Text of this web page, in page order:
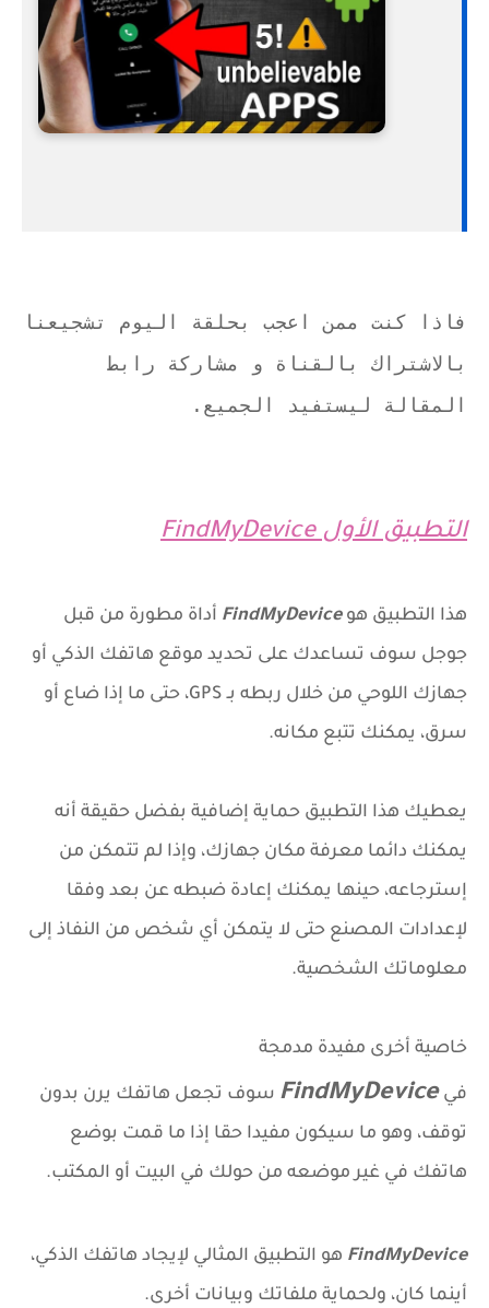
فاذا كنت ممن اعجب بحلقة اليوم تشجيعنا
بالاشتراك بالقناة و مشاركة رابط
المقالة ليستفيد الجميع.
التطبيق الأول FindMyDevice
هذا التطبيق هوFindMyDevice أداة مطورة من قبل
جوجل سوف تساعدك على تحديد موقع هاتفك الذكي أو
جهازك اللوحي من خلال ربطه بـ GPS، حتى ما إذا ضاع أو
سرق، يمكنك تتبع مكانه.
يعطيك هذا التطبيق حماية إضافية بفضل حقيقة أنه
يمكنك دائما معرفة مكان جهازك، وإذا لم تتمكن من
إسترجاعه، حينها يمكنك إعادة ضبطه عن بعد وفقا
لإعدادات المصنع حتى لا يتمكن أي شخص من النفاذ إلى
معلوماتك الشخصية.
خاصية أخرى مفيدة مدمجة
فيFindMyDevice سوف تجعل هاتفك يرن بدون
توقف، وهو ما سيكون مفيدا حقا إذا ما قمت بوضع
هاتفك في غير موضعه من حولك في البيت أو المكتب.
FindMyDevice هو التطبيق المثالي لإيجاد هاتفك الذكي،
أينما كان، ولحماية ملفاتك وبيانات أخرى.